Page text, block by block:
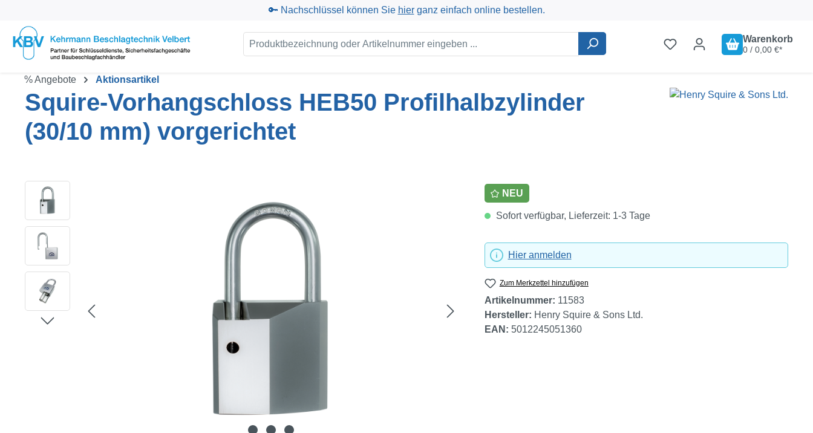
🔑 Nachschlüssel können Sie hierganz einfach online bestellen.
Warenkorb
0 / 0,00 €*
% Angebote Aktionsartikel
Squire-Vorhangschloss HEB50 Profilhalbzylinder
(30/10 mm) vorgerichtet
NEU
Sofort verfügbar, Lieferzeit: 1-3 Tage
Hier anmelden
Zum Merkzettel hinzufügen
Artikelnummer: 11583
Hersteller: Henry Squire & Sons Ltd.
EAN: 5012245051360